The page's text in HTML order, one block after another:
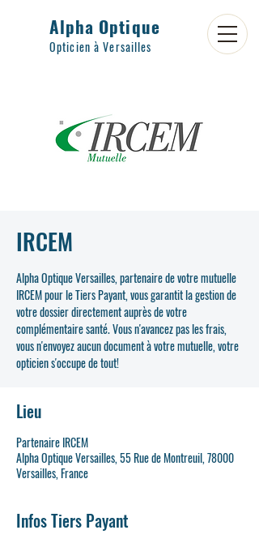
Alpha Optique
Opticien à Versailles
IRCEM
Alpha Optique Versailles, partenaire de votre mutuelle
IRCEM pour le Tiers Payant, vous garantit la gestion de
votre dossier directement auprès de votre
complémentaire santé. Vous n'avancez pas les frais,
vous n'envoyez aucun document à votre mutuelle, votre
opticien s'occupe de tout!
Lieu
Partenaire IRCEM
Alpha Optique Versailles, 55 Rue de Montreuil, 78000
Versailles, France
Infos Tiers Payant